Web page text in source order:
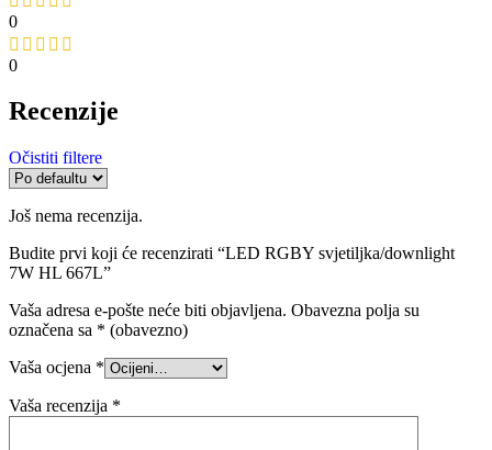
0
0
Recenzije
Očistiti filtere
Još nema recenzija.
Budite prvi koji će recenzirati “LED RGBY svjetiljka/downlight
7W HL 667L”
Vaša adresa e-pošte neće biti objavljena. Obavezna polja su
označena sa * (obavezno)
Vaša ocjena *
Vaša recenzija *